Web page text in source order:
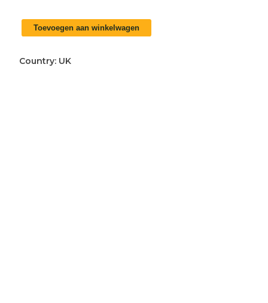
Engelse
WO2
titel
Toevoegen aan winkelwagen
Country: UK